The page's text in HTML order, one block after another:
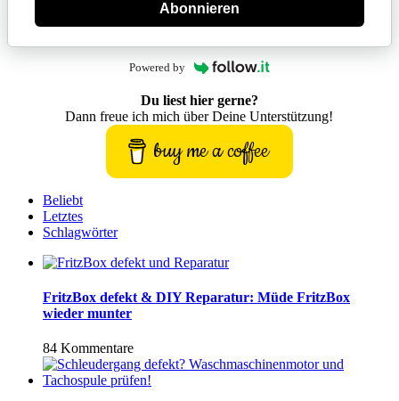
Abonnieren
Powered by
Du liest hier gerne?
Dann freue ich mich über Deine Unterstützung!
buy me a coffee
Beliebt
Letztes
Schlagwörter
FritzBox defekt & DIY Reparatur: Müde FritzBox
wieder munter
84 Kommentare